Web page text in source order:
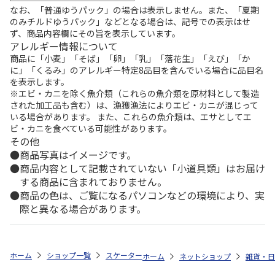
なお、「普通ゆうパック」の場合は表示しません。また、「夏期
のみチルドゆうパック」などとなる場合は、記号での表示はせ
ず、商品内容欄にその旨を表示しています。
アレルギー情報について
商品に「小麦」「そば」「卵」「乳」「落花生」「えび」「か
に」「くるみ」のアレルギー特定8品目を含んでいる場合に品目名
を表示します。
※エビ・カニを除く魚介類（これらの魚介類を原材料として製造
された加工品も含む）は、漁獲漁法によりエビ・カニが混じって
いる場合があります。 また、これらの魚介類は、エサとしてエ
ビ・カニを食べている可能性があります。
その他
商品写真はイメージです。
商品内容として記載されていない「小道具類」はお届け
する商品に含まれておりません。
商品の色は、ご覧になるパソコンなどの環境により、実
際と異なる場合があります。
ホーム ショップ一覧 スケーター ランチ巾着 ノラネコぐんだん KB7
ホーム ネットショップ 雑貨・